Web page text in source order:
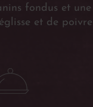
fondus et une
et de poivre